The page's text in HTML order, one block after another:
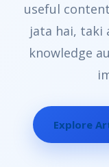
useful
jata hai, taki
knowledge
Explore